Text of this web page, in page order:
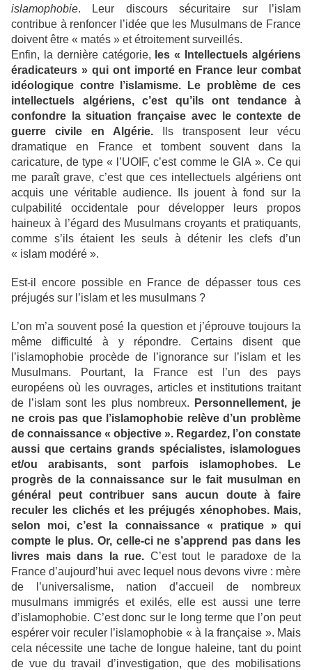
islamophobie. Leur discours sécuritaire sur l’islam
contribue à renfoncer l’idée que les Musulmans de France
doivent être « matés » et étroitement surveillés.
Enfin, la dernière catégorie, les « Intellectuels algériens
éradicateurs » qui ont importé en France leur combat
idéologique contre l’islamisme. Le problème de ces
intellectuels algériens, c’est qu’ils ont tendance à
confondre la situation française avec le contexte de
guerre civile en Algérie. Ils transposent leur vécu
dramatique en France et tombent souvent dans la
caricature, de type « l’UOIF, c’est comme le GIA ». Ce qui
me paraît grave, c’est que ces intellectuels algériens ont
acquis une véritable audience. Ils jouent à fond sur la
culpabilité occidentale pour développer leurs propos
haineux à l’égard des Musulmans croyants et pratiquants,
comme s’ils étaient les seuls à détenir les clefs d’un
« islam modéré ».
Est-il encore possible en France de dépasser tous ces
préjugés sur l’islam et les musulmans ?
L’on m’a souvent posé la question et j’éprouve toujours la
même difficulté à y répondre. Certains disent que
l’islamophobie procède de l’ignorance sur l’islam et les
Musulmans. Pourtant, la France est l’un des pays
européens où les ouvrages, articles et institutions traitant
de l’islam sont les plus nombreux.
Personnellement, je
ne crois pas que l’islamophobie relève d’un problème
de connaissance « objective ». Regardez, l’on constate
aussi que certains grands spécialistes, islamologues
et/ou arabisants, sont parfois islamophobes. Le
progrès de la connaissance sur le fait musulman en
général peut contribuer sans aucun doute à faire
reculer les clichés et les préjugés xénophobes. Mais,
selon moi, c’est la connaissance « pratique » qui
compte le plus. Or, celle-ci ne s’apprend pas dans les
livres mais dans la rue. C’est tout le paradoxe de la
France d’aujourd’hui avec lequel nous devons vivre : mère
de l’universalisme, nation d’accueil de nombreux
musulmans immigrés et exilés, elle est aussi une terre
d’islamophobie. C’est donc sur le long terme que l’on peut
espérer voir reculer l’islamophobie « à la française ». Mais
cela nécessite une tache de longue haleine, tant du point
de vue du travail d’investigation, que des mobilisations